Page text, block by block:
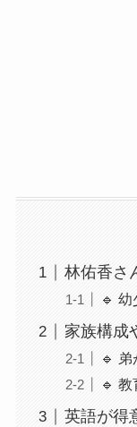
林佑香さ
🔹
家族構成
🔹
🔹
英語が得